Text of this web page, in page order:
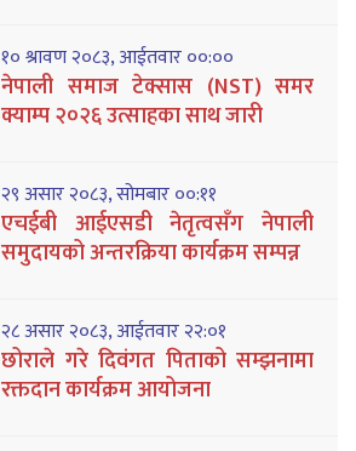
१० श्रावण २०८३, आईतवार ००:००
नेपाली समाज टेक्सास (NST) समर
क्याम्प २०२६ उत्साहका साथ जारी
२९ असार २०८३, सोमबार ००:११
एचईबी आईएसडी नेतृत्वसँग नेपाली
समुदायको अन्तरक्रिया कार्यक्रम सम्पन्न
२८ असार २०८३, आईतवार २२:०१
छोराले गरे दिवंगत पिताको सम्झनामा
रक्तदान कार्यक्रम आयोजना